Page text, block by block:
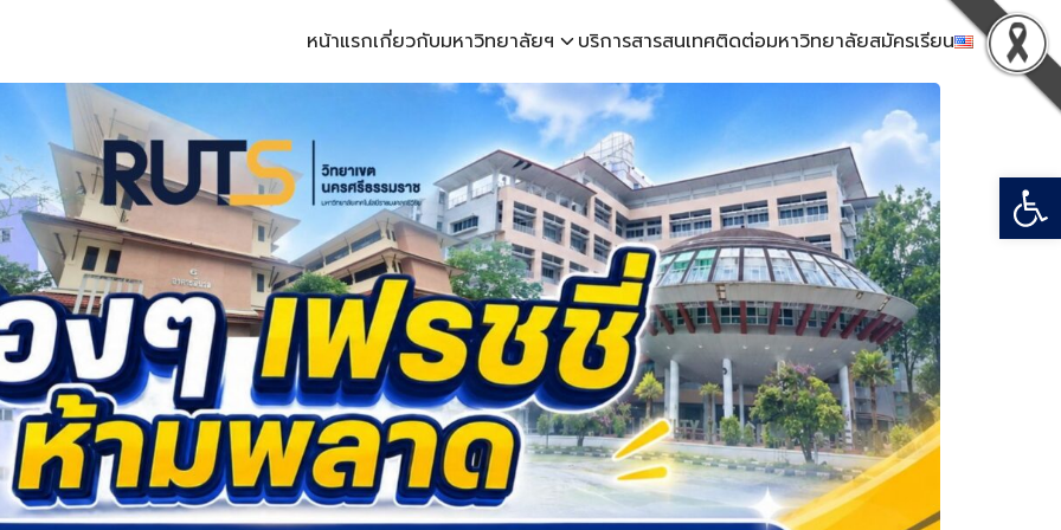
หน้าแรกเกี่ยวกับมหาวิทยาลัยฯ บริการสารสนเทศติดต่อมหาวิทยาลัยสมัครเรียน
for: